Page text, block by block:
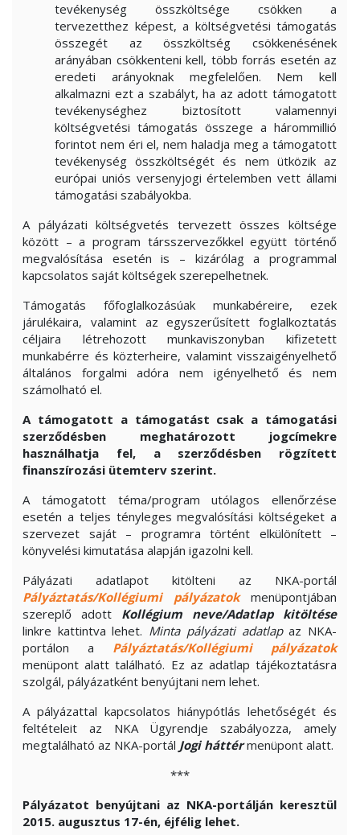
tevékenység összköltsége csökken a
tervezetthez képest, a költségvetési támogatás
összegét az összköltség csökkenésének
arányában csökkenteni kell, több forrás esetén az
eredeti arányoknak megfelelően. Nem kell
alkalmazni ezt a szabályt, ha az adott támogatott
tevékenységhez biztosított valamennyi
költségvetési támogatás összege a hárommillió
forintot nem éri el, nem haladja meg a támogatott
tevékenység összköltségét és nem ütközik az
európai uniós versenyjogi értelemben vett állami
támogatási szabályokba.
A pályázati költségvetés tervezett összes költsége
között – a program társszervezőkkel együtt történő
megvalósítása esetén is – kizárólag a programmal
kapcsolatos saját költségek szerepelhetnek.
Támogatás főfoglalkozásúak munkabéreire, ezek
járulékaira, valamint az egyszerűsített foglalkoztatás
céljaira létrehozott munkaviszonyban kifizetett
munkabérre és közterheire, valamint visszaigényelhető
általános forgalmi adóra nem igényelhető és nem
számolható el.
A támogatott a támogatást csak a támogatási
szerződésben meghatározott jogcímekre
használhatja fel, a szerződésben rögzített
finanszírozási ütemterv szerint.
A támogatott téma/program utólagos ellenőrzése
esetén a teljes tényleges megvalósítási költségeket a
szervezet saját – programra történt elkülönített –
könyvelési kimutatása alapján igazolni kell.
Pályázati adatlapot kitölteni az NKA-portál
Pályáztatás/Kollégiumi pályázatok
menüpontjában
szereplő adott Kollégium neve/Adatlap kitöltése
linkre kattintva lehet. Minta pályázati adatlapaz NKA-
portálon a Pályáztatás/Kollégiumi pályázatok
menüpont alatt található. Ez az adatlap tájékoztatásra
szolgál, pályázatként benyújtani nem lehet.
A pályázattal kapcsolatos hiánypótlás lehetőségét és
feltételeit az NKA Ügyrendje szabályozza, amely
megtalálható az NKA-portál Jogi háttérmenüpont alatt.
***
Pályázatot benyújtani az NKA-portálján keresztül
2015. augusztus 17-én, éjfélig lehet.